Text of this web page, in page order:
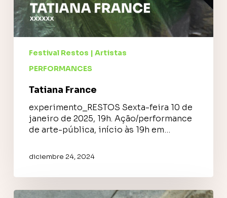
Festival Restos | Artistas
PERFORMANCES
Tatiana France
experimento_RESTOS Sexta-feira 10 de
janeiro de 2025, 19h. Ação/performance
de arte-pública, início às 19h em…
diciembre 24, 2024
raphi